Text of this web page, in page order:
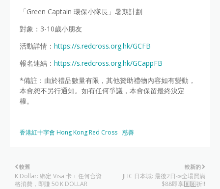
「Green Captain 環保小隊長」暑期計劃
對象：3-10歲小朋友
活動詳情： https://s.redcross.org.hk/GCFB
報名連結： https://s.redcross.org.hk/GCappFB
*備註：由於禮品數量有限，其他贊助禮物內容如有變動，
本會恕不另行通知。如有任何爭議，本會保留最終決定
權。
香港紅十字會 Hong Kong Red Cross 慈善
較新的
JHC 日本城: 最後2日📣全場買滿
$88即享8️⃣8️⃣折‼️
較舊
K Dollar: 綁定 Visa 卡 + 任何合資
格消費，即賺 50 K DOLLAR